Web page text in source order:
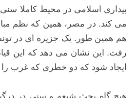
بیداری اسلامی در محیط کاملا
هم همین طور. یک جزیره ای در
رفت. این نشان می دهد که این
ایجاد شود که دو خطری که غرب را